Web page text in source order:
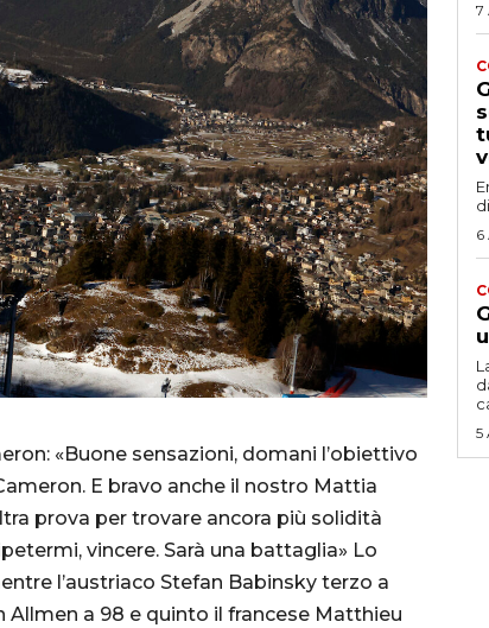
«Buone sensazioni, domani l’obiettivo
E bravo anche il nostro Mattia
prova per trovare ancora più solidità
vincere. Sarà una battaglia» Lo
l’austriaco Stefan Babinsky terzo a
Allmen a 98 e quinto il francese Matthieu
7
6
5